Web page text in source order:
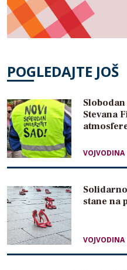
POGLEDAJTE JOŠ
Stevana
VOJVODINA
stane na
VOJVODINA